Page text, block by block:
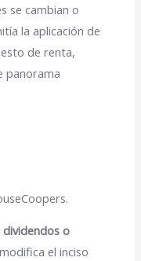
se cambian o
la aplicación de
de renta,
panorama
o
el inciso